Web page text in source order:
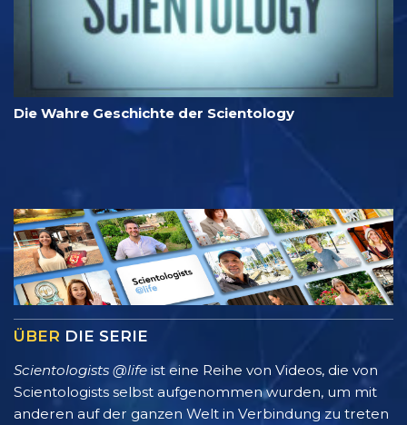
Die Wahre Geschichte der Scientology
ÜBER DIE SERIE
Scientologists @life ist eine Reihe von Videos, die von
Scientologists selbst aufgenommen wurden, um mit
anderen auf der ganzen Welt in Verbindung zu treten